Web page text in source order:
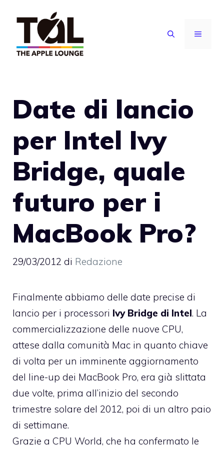
contenuto
MENU
Date di lancio
per Intel Ivy
Bridge, quale
futuro per i
MacBook Pro?
29/03/2012 di Redazione
Finalmente abbiamo delle date precise di
lancio per i processori Ivy Bridge di Intel. La
commercializzazione delle nuove CPU,
attese dalla comunità Mac in quanto chiave
di volta per un imminente aggiornamento
del line-up dei MacBook Pro, era già slittata
due volte, prima all’inizio del secondo
trimestre solare del 2012, poi di un altro paio
di settimane.
Grazie a CPU World, che ha confermato le